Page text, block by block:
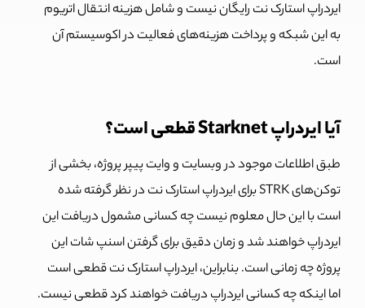
ایردراپ استارک نت رایگان نیست و شامل هزینه انتقال اتریوم
به این شبکه و پرداخت هزینه‌های فعالیت در اکوسیستم آن
است.
آیا ایردراپ Starknet قطعی است؟
طبق اطلاعات موجود در وبسایت و وایت پیپر پروژه، بخشی از
توکن‌های STRK برای ایردراپ استارک نت در نظر گرفته شده
است با این حال معلوم نیست چه کسانی مشمول دریافت این
ایردراپ خواهند شد و زمان دقیق برای گرفتن اسنپ شات این
پروژه چه زمانی است. بنابراین، ایردراپ استارک نت قطعی است
اما اینکه چه کسانی ایردراپ دریافت خواهند کرد قطعی نیست.